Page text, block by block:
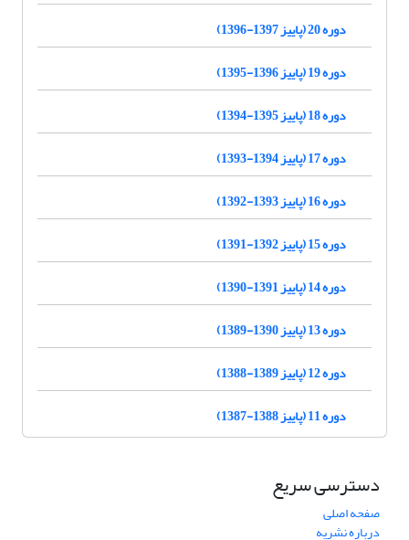
دوره 20 (پاییز 1397-1396)
دوره 19 (پاییز 1396-1395)
دوره 18 (پاییز 1395-1394)
دوره 17 (پاییز 1394-1393)
دوره 16 (پاییز 1393-1392)
دوره 15 (پاییز 1392-1391)
دوره 14 (پاییز 1391-1390)
دوره 13 (پاییز 1390-1389)
دوره 12 (پاییز 1389-1388)
دوره 11 (پاییز 1388-1387)
دسترسی سریع
صفحه اصلی
درباره نشریه